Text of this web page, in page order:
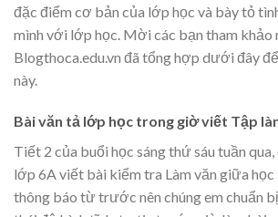
đặc điểm cơ bản của lớp học và bày tỏ
mình với lớp học. Mời các bạn tham khảo
Blogthoca.edu.vn đã tổng hợp dưới đây
này.
Bài văn tả lớp học trong giờ viết Tập
Tiết 2 của buổi học sáng thứ sáu tuần
lớp 6A viết bài kiểm tra Làm văn giữa học
thông báo từ trước nên chúng em chuẩn